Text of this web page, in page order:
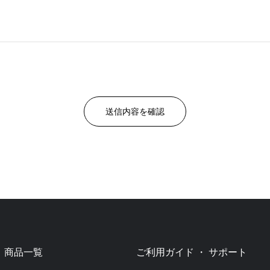
商品一覧 ご利用ガイド ・ サポート